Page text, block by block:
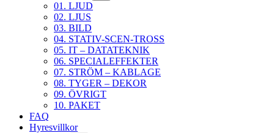
01. LJUD
02. LJUS
03. BILD
04. STATIV-SCEN-TROSS
05. IT – DATATEKNIK
06. SPECIALEFFEKTER
07. STRÖM – KABLAGE
08. TYGER – DEKOR
09. ÖVRIGT
10. PAKET
FAQ
Hyresvillkor